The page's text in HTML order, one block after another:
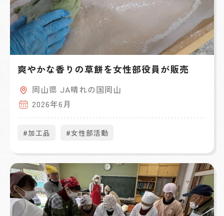
爽やかな香りの草餅を女性部役員が販売
岡山県 JA晴れの国岡山
2026年6月
#加工品 #女性部活動